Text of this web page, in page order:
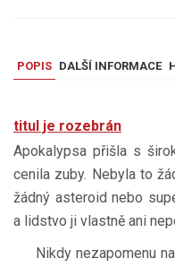
POPIS DALŠÍ INFORMACE
titul je rozebrán
Apokalypsa přišla s
cenila zuby. Nebyla to
žádný asteroid nebo
a lidstvo ji vlastně ani
Nikdy nezapomenu na